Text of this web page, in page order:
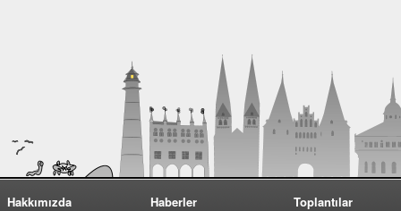
Hakkımızda
Haberler
Toplantılar